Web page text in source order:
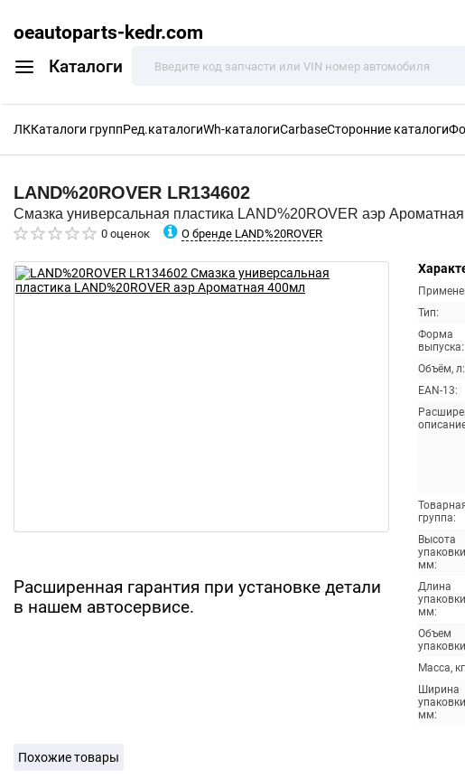
oeautoparts-kedr.com
Каталоги
ЛККаталоги группРед.каталогиWh-каталогиCarbaseСторонние каталоги
LAND%20ROVER LR134602
Смазка универсальная пластика LAND%20ROVER аэр
0 оценок О бренде LAND%20ROVER
Расширенная гарантия при установке детали
в нашем автосервисе.
Тип:
Форма
выпуска:
Объём, л:
EAN-13:
группа:
Высота
мм:
Длина
мм:
Объем
Масса,
Ширина
мм:
Похожие товары